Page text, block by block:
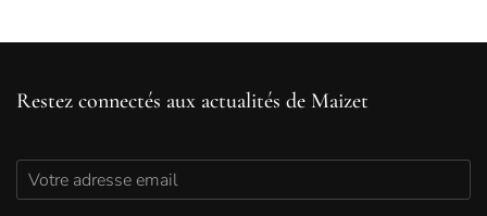
Restez connectés aux actualités de Maizet